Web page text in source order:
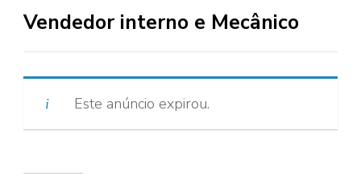
Vendedor interno e Mecânico
Este anúncio expirou.